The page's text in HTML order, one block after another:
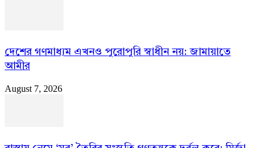
দেশের গণমাধ্যম এখনও পুরোপুরি স্বাধীন নয়: জামায়াতে
আমীর
August 7, 2026